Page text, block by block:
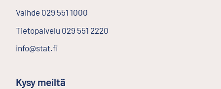
Vaihde 029 551 1000
Tietopalvelu 029 551 2220
info@stat.fi
Kysy meiltä